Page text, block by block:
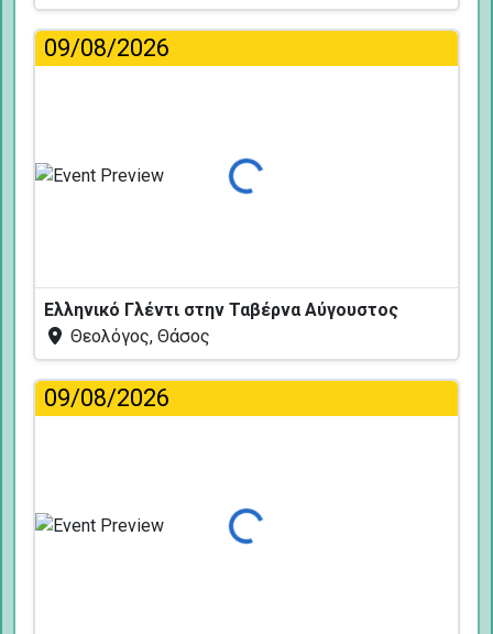
09/08/2026
Φόρτωση...
Ελληνικό Γλέντι στην Ταβέρνα Αύγουστος
Θεολόγος, Θάσος
09/08/2026
Φόρτωση...